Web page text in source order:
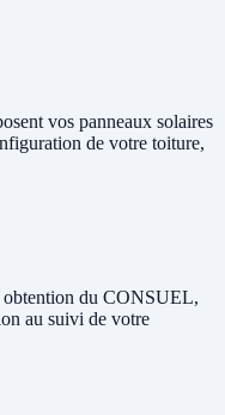
vos panneaux solaires
de votre toiture,
obtention du CONSUEL,
au suivi de votre